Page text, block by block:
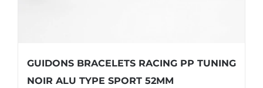
GUIDONS BRACELETS RACING PP TUNING
NOIR ALU TYPE SPORT 52MM